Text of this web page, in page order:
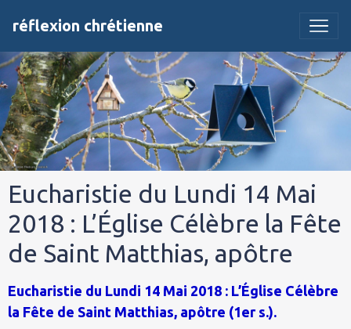
réflexion chrétienne
Eucharistie du Lundi 14 Mai
2018 : L’Église Célèbre la Fête
de Saint Matthias, apôtre
Eucharistie du Lundi 14 Mai 2018 : L’Église Célèbre
la Fête de Saint Matthias, apôtre (1er s.).